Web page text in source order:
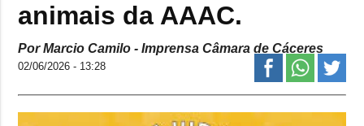
animais da AAAC.
Por Marcio Camilo - Imprensa Câmara de Cáceres
02/06/2026 - 13:28